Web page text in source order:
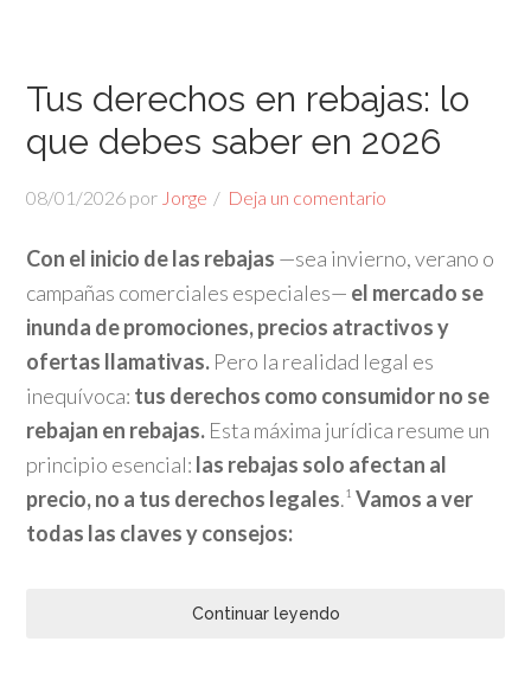
Tus derechos en rebajas: lo
que debes saber en 2026
08/01/2026 por Jorge Deja un comentario
Con el inicio de las rebajas —sea invierno, verano o
campañas comerciales especiales— el mercado se
inunda de promociones, precios atractivos y
ofertas llamativas. Pero la realidad legal es
inequívoca: tus derechos como consumidor no se
rebajan en rebajas. Esta máxima jurídica resume un
principio esencial: las rebajas solo afectan al
precio, no a tus derechos legales.¹Vamos a ver
todas las claves y consejos:
Continuar leyendo